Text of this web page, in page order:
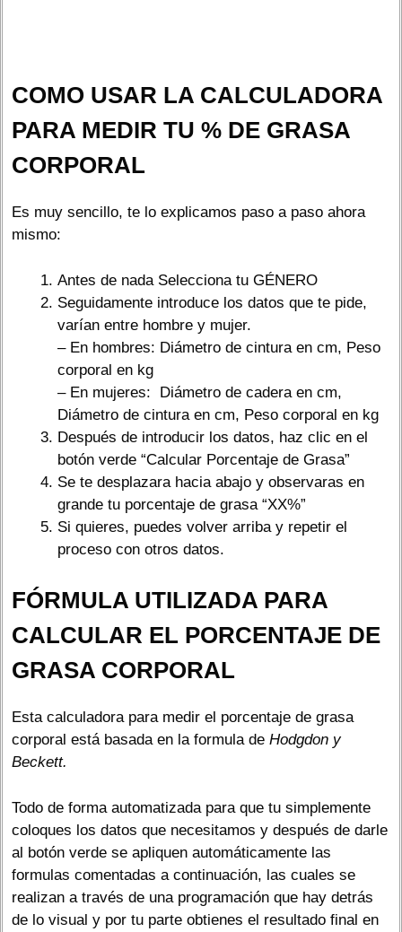
COMO USAR LA CALCULADORA
PARA MEDIR TU % DE GRASA
CORPORAL
Es muy sencillo, te lo explicamos paso a paso ahora
mismo:
Antes de nada Selecciona tu GÉNERO
Seguidamente introduce los datos que te pide,
varían entre hombre y mujer.
– En hombres: Diámetro de cintura en cm, Peso
corporal en kg
– En mujeres: Diámetro de cadera en cm,
Diámetro de cintura en cm, Peso corporal en kg
Después de introducir los datos, haz clic en el
botón verde “Calcular Porcentaje de Grasa”
Se te desplazara hacia abajo y observaras en
grande tu porcentaje de grasa “XX%”
Si quieres, puedes volver arriba y repetir el
proceso con otros datos.
FÓRMULA UTILIZADA PARA
CALCULAR EL PORCENTAJE DE
GRASA CORPORAL
Esta calculadora para medir el porcentaje de grasa
corporal está basada en la formula de Hodgdon y
Beckett.
Todo de forma automatizada para que tu simplemente
coloques los datos que necesitamos y después de darle
al botón verde se apliquen automáticamente las
formulas comentadas a continuación, las cuales se
realizan a través de una programación que hay detrás
de lo visual y por tu parte obtienes el resultado final en